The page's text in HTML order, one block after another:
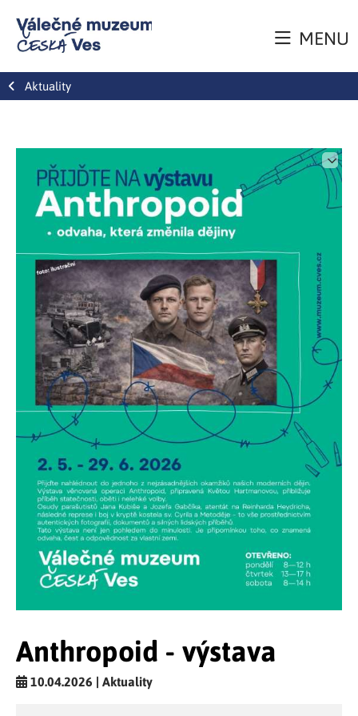
MENU
Aktuality
Anthropoid - výstava
10.04.2026 | Aktuality